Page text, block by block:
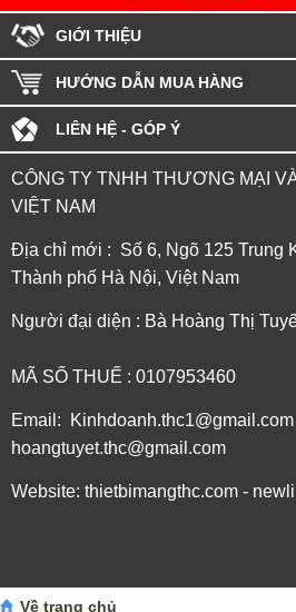
GIỚI THIỆU
HƯỚNG DẪN MUA HÀNG
LIÊN HỆ - GÓP Ý
CÔNG TY TNHH THƯƠNG MẠI
VIỆT NAM
Địa chỉ mới : Số 6, Ngõ 125 Trung
Thành phố Hà Nội, Việt Nam
Người đại diện : Bà Hoàng Thị
MÃ SỐ THUẾ : 0107953460
Email: Kinhdoanh.thc1@gmail.com
hoangtuyet.thc@gmail.com
Website: thietbimangthc.com -
Về trang chủ